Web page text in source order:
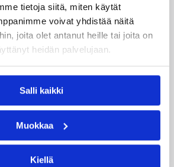
tietoja siitä, miten käytät
voivat yhdistää näitä
joita olet antanut heille tai joita on
heidän palvelujaan.
Salli kaikki
Muokkaa
Kiellä
Henrik Dettmann saavutti
jota ei tulla hetkeen rikkomaan,
pelissä jo 108.
päävalmentajana.
ohitti voittolistalla Kalevi
Dettmann jakoi ykkössijan
Rehellisesti sanottuna
ja entisille pelaajilleni, joiden
mahdollisuuden yrittää näiden
Dettmann veisteli.